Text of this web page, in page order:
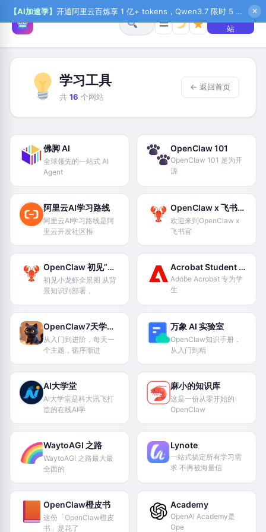
【AI加速季】 开通阿里云百炼享 1 亿+ tokens，Qwen3.7 限时 5 折起，秒悟新注送 1 万积分，加入 OPC 赢百万助力金，QoderWork CN 首月 0 元 ✕
☰
+ 提交网
站
学习工具
共 16 个网站
← 返回首页
佛脚 AI
全球领先的一站式 AI
Agent
OpenClaw 101
OpenClaw 101 是为开
源
阿里云AI学习路线
阿里云AI学习路线是阿
里云开发社区推
OpenClaw x 飞书官方修炼指南
欢迎来到OpenClaw x
飞书官
OpenClaw 初见”小龙虾”
初见小龙虾全景图 从背
景知识到部署，
Acrobat Student Spaces
Adobe Acrobat 专为学
生
OpenClaw7天学习路径
从入门到进阶，每天一
个主题，循序渐进
万象 AI 实验室​
OpenClaw知识手册，
从入门到精
AI大学堂
AI大学堂是科大讯飞打
造的在线AI学
麻小的知识库
这是一份从零开始的
OpenClaw
WaytoAGI 之路
WaytoAGI 之路最大最
全面的
Lynote
一站式搞定所有学习需
求 不再被海量信
OpenClaw橙皮书
这份「OpenClaw橙皮
书」是花了
Academy
OpenAI Academy是
Ope